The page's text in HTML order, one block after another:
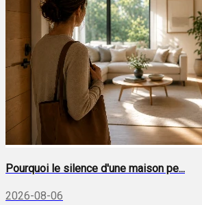
Pourquoi le silence d'une maison pe...
2026-08-06